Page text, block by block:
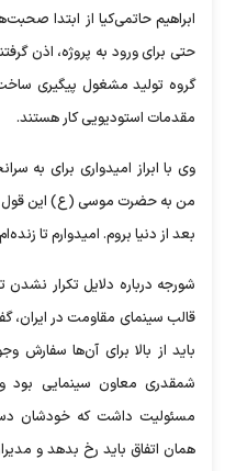
ابراهیم حاتمی‌کیا از ابتدا
حتی برای ورود به پروژه، اذن
گروه تولید مشغول پیگیری ساخت
مقدمات استودیویی کار هستند.
وی با ابراز امیدواری برای به
من به حضرت موسی (ع) این قول را
بعد از دنیا بروم. امیدوارم تا
قالب سینمای مقاومت در ایران،
باید از بالا برای آن‌ها سفارش
شمقدری معاون سینمایی بود و
مسئولیت داشت که خودشان
همان اتفاق باید رخ بدهد و